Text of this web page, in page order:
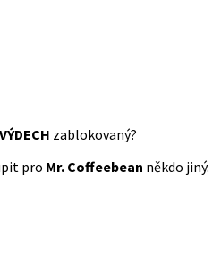
zablokovaný?
pro Mr. Coffeebean někdo jiný.